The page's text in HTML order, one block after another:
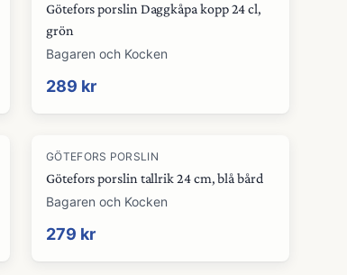
Götefors porslin Daggkåpa kopp 24 cl,
grön
Bagaren och Kocken
289 kr
GÖTEFORS PORSLIN
Götefors porslin tallrik 24 cm, blå bård
Bagaren och Kocken
279 kr